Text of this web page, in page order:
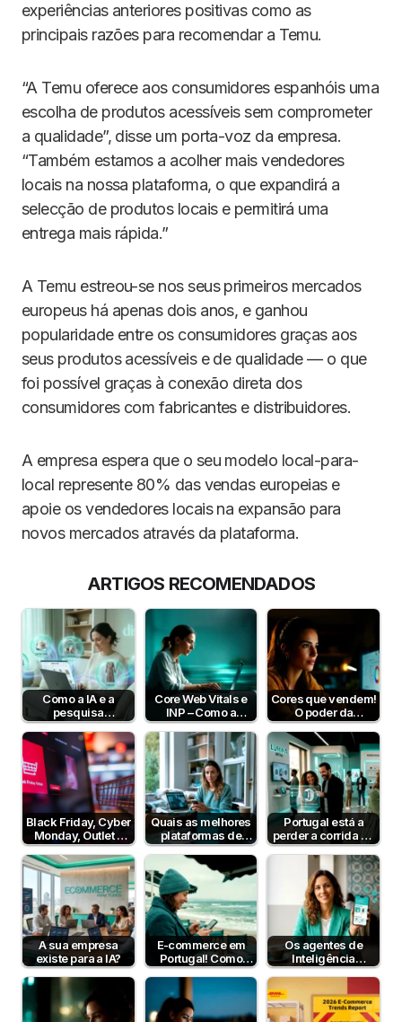
experiências anteriores positivas como as
principais razões para recomendar a Temu.
“A Temu oferece aos consumidores espanhóis uma
escolha de produtos acessíveis sem comprometer
a qualidade”, disse um porta-voz da empresa.
“Também estamos a acolher mais vendedores
locais na nossa plataforma, o que expandirá a
selecção de produtos locais e permitirá uma
entrega mais rápida.”
A Temu estreou-se nos seus primeiros mercados
europeus há apenas dois anos, e ganhou
popularidade entre os consumidores graças aos
seus produtos acessíveis e de qualidade — o que
foi possível graças à conexão direta dos
consumidores com fabricantes e distribuidores.
A empresa espera que o seu modelo local-para-
local represente 80% das vendas europeias e
apoie os vendedores locais na expansão para
novos mercados através da plataforma.
ARTIGOS RECOMENDADOS
Como a IA e a
pesquisa
semântica podem
aumentar a taxa de
conversão?
Core Web Vitals e
INP – Como a
Velocidade e
Interatividade do…
Cores que vendem!
O poder da
psicologia da cor
para aumentar…
Black Friday, Cyber
Monday, Outlet e
Dia sem IVA! Posso
comunicar?
Quais as melhores
plataformas de
pagamento em
Portugal em 2026?
Portugal está a
perder a corrida da
IA no e-commerce
— mas…
A sua empresa
existe para a IA?
E-commerce em
Portugal! Como
funciona?
Os agentes de
Inteligência
Artificial já
— e o…